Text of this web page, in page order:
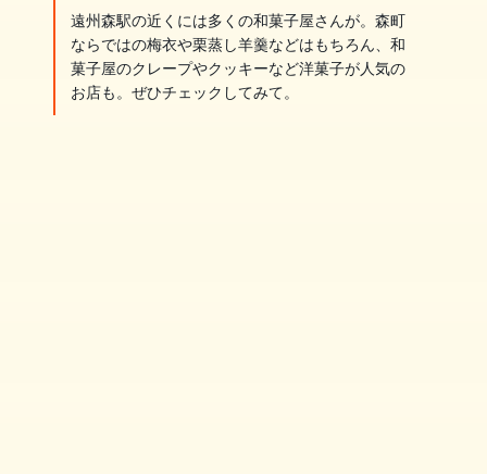
遠州森駅の近くには多くの和菓子屋さんが。森町
ならではの梅衣や栗蒸し羊羹などはもちろん、和
菓子屋のクレープやクッキーなど洋菓子が人気の
お店も。ぜひチェックしてみて。